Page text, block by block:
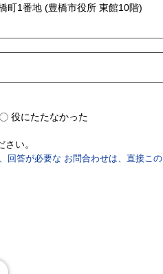
町1番地 (豊橋市役所 東館10階)
役にたたなかった
さい。
回答が必要な お問合わせは、直接この